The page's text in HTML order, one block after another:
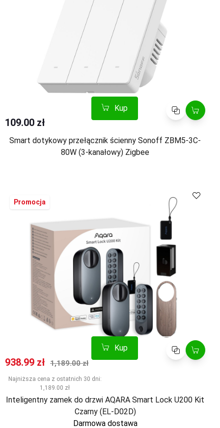
Kup Porównaj
109.00 zł
Smart dotykowy przełącznik ścienny Sonoff ZBM5-3C-
80W (3-kanałowy) Zigbee
Kup Porównaj
Promocja
Cena promocyjna
938.99 zł Normalna cena
1,189.00 zł
Najniższa cena z ostatnich 30 dni:
1,189.00 zł
Inteligentny zamek do drzwi AQARA Smart Lock U200 Kit
Czarny (EL-D02D)
Darmowa dostawa